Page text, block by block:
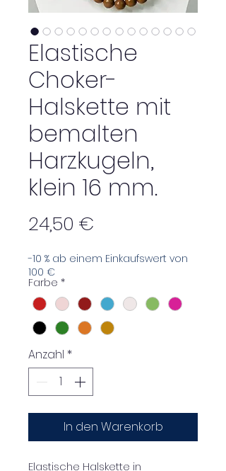
Elastische
Choker-
Halskette mit
bemalten
Harzkugeln,
klein 16 mm.
24,50 €
-10 % ab einem Einkaufswert von
100 €
Farbe *
Anzahl *
In den Warenkorb
Elastische Halskette in